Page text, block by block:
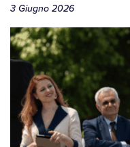
3 Giugno 2026